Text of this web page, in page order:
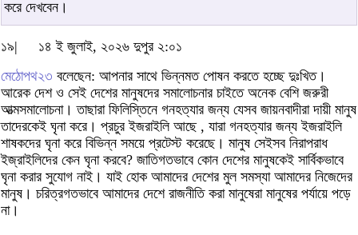
করে দেখবেন।
১৯|
১৪ ই জুলাই, ২০২৬ দুপুর ২:০১
মেঠোপথ২৩ বলেছেন: আপনার সাথে ভিন্নমত পোষন করতে হচ্ছে দুঃখিত।
আরেক দেশ ও সেই দেশের মানুষদের সমালোচনার চাইতে অনেক বেশি জরুরী
আত্মসমালোচনা। তাছারা ফিলিস্তিনে গনহত্যার জন্য যেসব জায়নবাদীরা দায়ী মানুষ
তাদেরকেই ঘৃনা করে। প্রচুর ইজরাইলি আছে , যারা গনহত্যার জন্য ইজরাইলি
শাষকদের ঘৃনা করে বিভিন্ন সময়ে প্রটেস্ট করেছে। মানুষ সেইসব নিরাপরাধ
ইজ্রাইলিদের কেন ঘৃনা করবে? জাতিগতভাবে কোন দেশের মানুষকেই সার্বিকভাবে
ঘৃনা করার সুযোগ নাই। যাই হোক আমাদের দেশের মুল সমস্যা আমাদের নিজেদের
মানুষ। চরিত্রগতভাবে আমাদের দেশে রাজনীতি করা মানুষেরা মানুষের পর্যায়ে পড়ে
না।